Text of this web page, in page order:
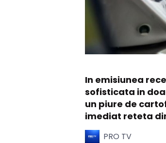
In emisiunea
sofisticata in
un piure de
imediat reteta
PRO TV